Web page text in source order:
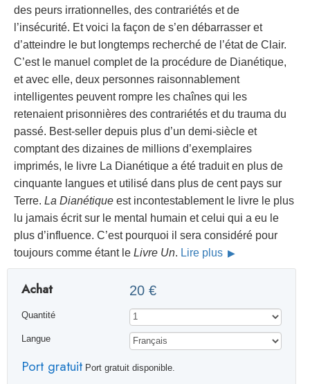
des peurs irrationnelles, des contrariétés et de
l’insécurité. Et voici la façon de s’en débarrasser et
d’atteindre le but longtemps recherché de l’état de Clair.
C’est le manuel complet de la procédure de Dianétique,
et avec elle, deux personnes raisonnablement
intelligentes peuvent rompre les chaînes qui les
retenaient prisonnières des contrariétés et du trauma du
passé. Best-seller depuis plus d’un demi-siècle et
comptant des dizaines de millions d’exemplaires
imprimés, le livre La Dianétique a été traduit en plus de
cinquante langues et utilisé dans plus de cent pays sur
Terre. La Dianétique est incontestablement le livre le plus
lu jamais écrit sur le mental humain et celui qui a eu le
plus d’influence. C’est pourquoi il sera considéré pour
toujours comme étant le Livre Un. Lire plus
Achat 20 €
Quantité
Langue
Port gratuitPort gratuit disponible.